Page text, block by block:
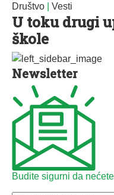
Društvo Vesti
U toku drugi
škole
Newsletter
Budite sigurni da